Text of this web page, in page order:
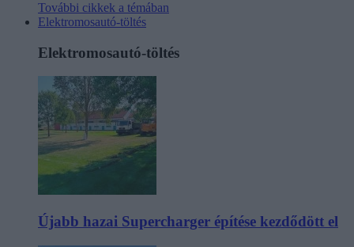
További cikkek a témában
Elektromosautó-töltés
Elektromosautó-töltés
Újabb hazai Supercharger építése kezdődött el